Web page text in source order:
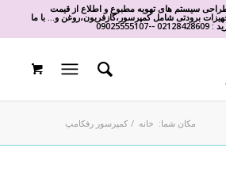
سیستم های تهویه مطبوع و اطلاع از قیمت
برودتی شامل کمپرسور،گازفریون،روغن و... با ما
:
02128428609
-
-
09025555107
مکان شما: خانه / کمپرسور رفکامپ